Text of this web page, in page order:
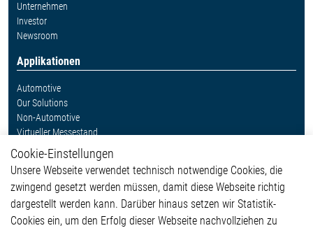
Unternehmen
Investor
Newsroom
Applikationen
Automotive
Our Solutions
Non-Automotive
Virtueller Messestand
Weitere Links
Glossar
Kontakt
Hinweisgeberschutzsystem
Cookie-Einstellungen
Unsere Webseite verwendet technisch notwendige Cookies, die
zwingend gesetzt werden müssen, damit diese Webseite richtig
dargestellt werden kann. Darüber hinaus setzen wir Statistik-
Cookies ein, um den Erfolg dieser Webseite nachvollziehen zu